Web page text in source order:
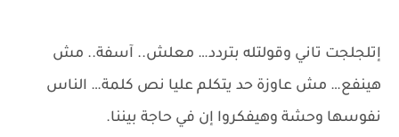
إتلجلجت تاني وقولتله بتردد… معلش.. آسفة.. مش
هينفع… مش عاوزة حد يتكلم عليا نص كلمة… الناس
نفوسها وحشة وهيفكروا إن في حاجة بيننا.